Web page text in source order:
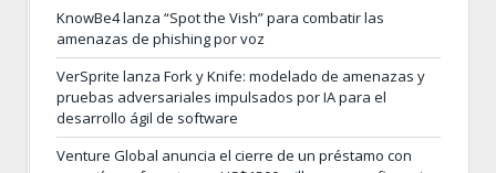
KnowBe4 lanza “Spot the Vish” para combatir las
amenazas de phishing por voz
VerSprite lanza Fork y Knife: modelado de amenazas y
pruebas adversariales impulsados por IA para el
desarrollo ágil de software
Venture Global anuncia el cierre de un préstamo con